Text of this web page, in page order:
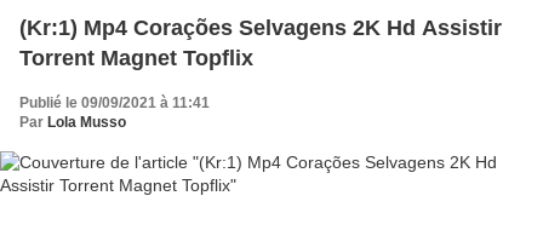
(Kr:1) Mp4 Corações Selvagens 2K Hd Assistir
Torrent Magnet Topflix
Publié le 09/09/2021 à 11:41
Par Lola Musso